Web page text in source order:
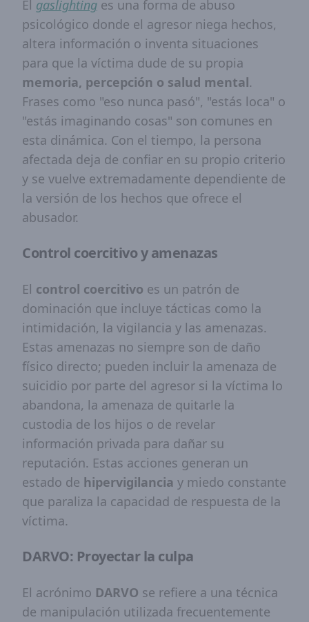
El gaslighting es una forma de abuso
psicológico donde el agresor niega hechos,
altera información o inventa situaciones
para que la víctima dude de su propia
memoria, percepción o salud mental.
Frases como "eso nunca pasó", "estás loca" o
"estás imaginando cosas" son comunes en
esta dinámica. Con el tiempo, la persona
afectada deja de confiar en su propio criterio
y se vuelve extremadamente dependiente de
la versión de los hechos que ofrece el
abusador.
Control coercitivo y amenazas
El control coercitivo es un patrón de
dominación que incluye tácticas como la
intimidación, la vigilancia y las amenazas.
Estas amenazas no siempre son de daño
físico directo; pueden incluir la amenaza de
suicidio por parte del agresor si la víctima lo
abandona, la amenaza de quitarle la
custodia de los hijos o de revelar
información privada para dañar su
reputación. Estas acciones generan un
estado de hipervigilancia y miedo constante
que paraliza la capacidad de respuesta de la
víctima.
DARVO: Proyectar la culpa
El acrónimo DARVO se refiere a una técnica
de manipulación utilizada frecuentemente